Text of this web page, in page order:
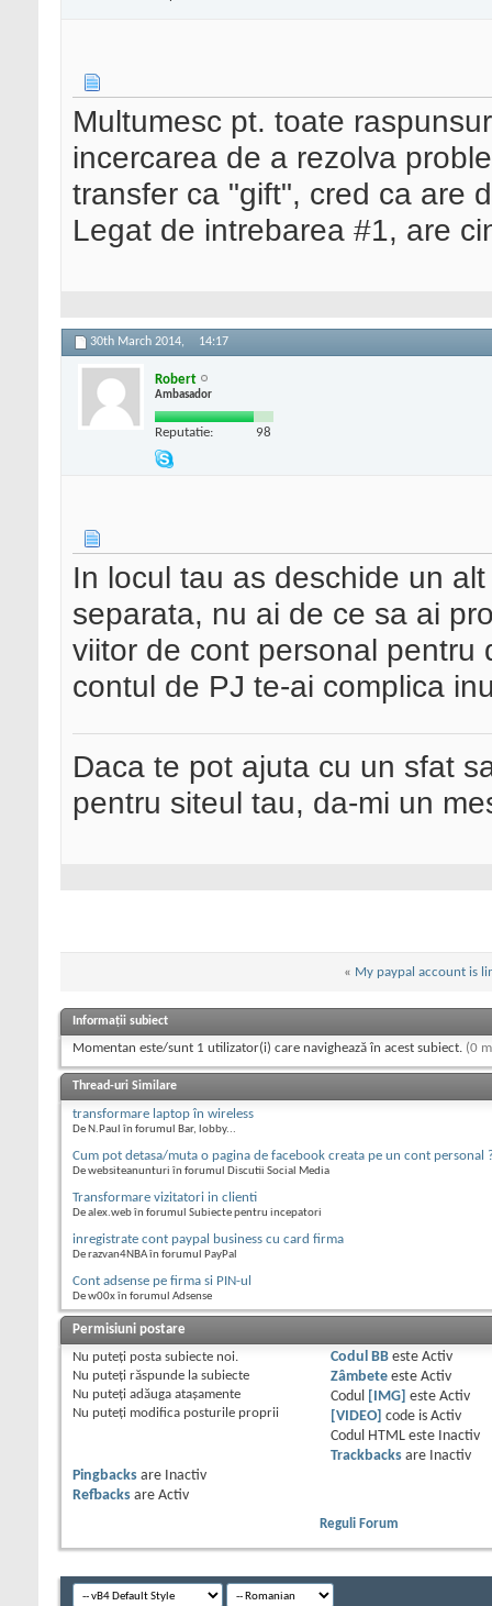
Multumesc pt. toate
incercarea de a rezolva
transfer ca "gift", cred ca are
Legat de intrebarea #1, are
30th March 2014, 14:17
Robert
Ambasador
Reputatie: 98
In locul tau as deschide un
separata, nu ai de ce sa ai
viitor de cont personal pentru
contul de PJ te-ai complica
Daca te pot ajuta cu un sfat
pentru siteul tau, da-mi un
« My paypal account is
Informații subiect
Momentan este/sunt 1 utilizator(i) care navighează în acest subiect. (0
Thread-uri Similare
transformare laptop în wireless
De N.Paul în forumul Bar, lobby...
Cum pot detasa/muta o pagina de facebook creata pe un cont personal
De websiteanunturi în forumul Discutii Social Media
Transformare vizitatori in clienti
De alex.web în forumul Subiecte pentru incepatori
inregistrate cont paypal business cu card firma
De razvan4NBA în forumul PayPal
Cont adsense pe firma si PIN-ul
De w00x în forumul Adsense
Permisiuni postare
Nu puteţi posta subiecte noi.
Nu puteţi răspunde la subiecte
Nu puteţi adăuga ataşamente
Nu puteţi modifica posturile proprii
Codul BBeste Activ
Zâmbeteeste Activ
Codul
[IMG] este Activ
[VIDEO]
code is Activ
Codul HTML este
Inactiv
Trackbacksare
Inactiv
Pingbacks are
Inactiv
Refbacks are Activ
Reguli Forum